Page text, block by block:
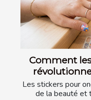
Comment
Les stickers pour
de la beauté et